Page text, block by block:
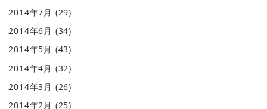
2014年7月 (29)
2014年6月 (34)
2014年5月 (43)
2014年4月 (32)
2014年3月 (26)
2014年2月 (25)